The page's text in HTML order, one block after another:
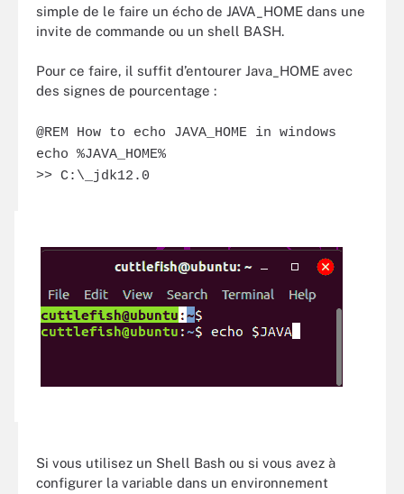
simple de le faire un écho de JAVA_HOME dans une
invite de commande ou un shell BASH.
Pour ce faire, il suffit d’entourer Java_HOME avec
des signes de pourcentage :
@REM How to echo JAVA_HOME in windows
echo %JAVA_HOME%
>> C:\_jdk12.0
Si vous utilisez un Shell Bash ou si vous avez à
configurer la variable dans un environnement